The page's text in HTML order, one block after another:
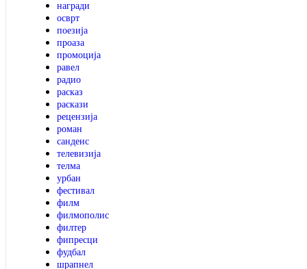
награди
осврт
поезија
проаза
промоција
равел
радио
расказ
раскази
рецензија
роман
санденс
телевизија
телма
урбан
фестивал
филм
филмополис
филтер
фипресци
фудбал
шрапнел